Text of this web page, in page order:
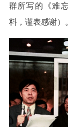
群所写的《难
料，谨表感谢）